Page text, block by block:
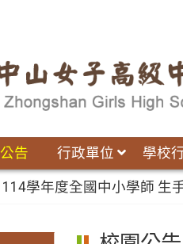
告 行政單位 學校
114學年度全國中小學師 生